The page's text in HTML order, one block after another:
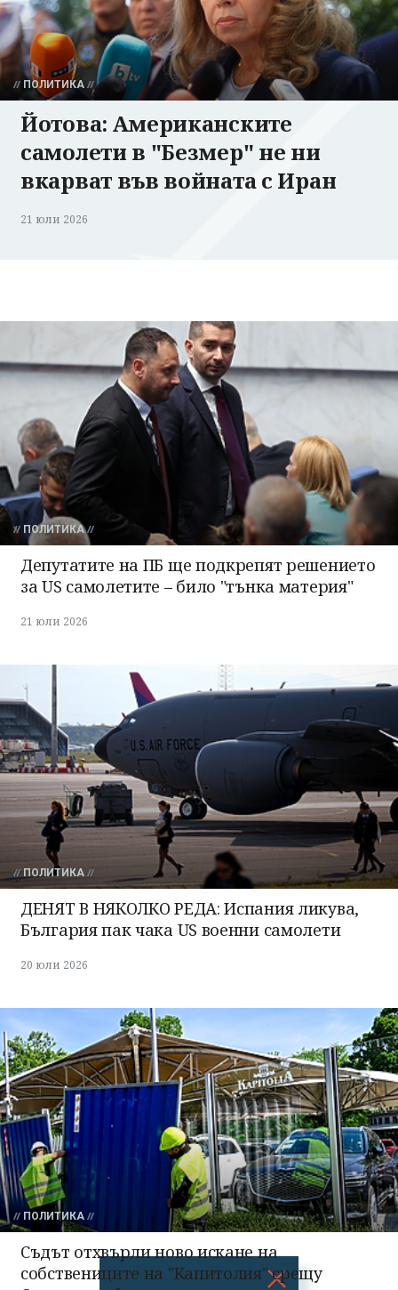
ПОЛИТИКА
Йотова: Американските
самолети в "Безмер" не ни
вкарват във войната с Иран
21 юли 2026
ПОЛИТИКА
Депутатите на ПБ ще подкрепят решението
за US самолетите – било "тънка материя"
21 юли 2026
ПОЛИТИКА
ДЕНЯТ В НЯКОЛКО РЕДА: Испания ликува,
България пак чака US военни самолети
20 юли 2026
ПОЛИТИКА
Съдът отхвърли ново искане на
собствениците на "Капитолия" срещу